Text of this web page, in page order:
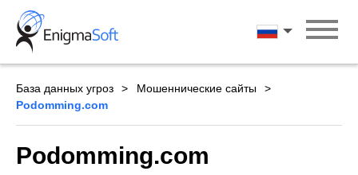
Skip
content
Русский
База данных угроз
Мошеннические сайты
Podomming.com
Podomming.com